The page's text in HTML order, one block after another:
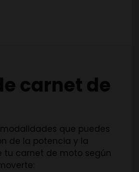
carnet de
que puedes
de la potencia y la
tu carnet de moto según